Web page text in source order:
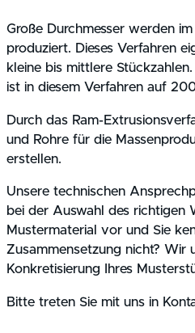
Große Durchmesser werden
produziert. Dieses Verfahren
kleine bis mittlere
ist in diesem Verfahren auf
Durch das Ram-
und Rohre für die
erstellen.
Unsere technischen
bei der Auswahl des richtigen
Mustermaterial vor und Sie
Zusammensetzung nicht? Wir
Konkretisierung Ihres
Bitte treten Sie mit uns in